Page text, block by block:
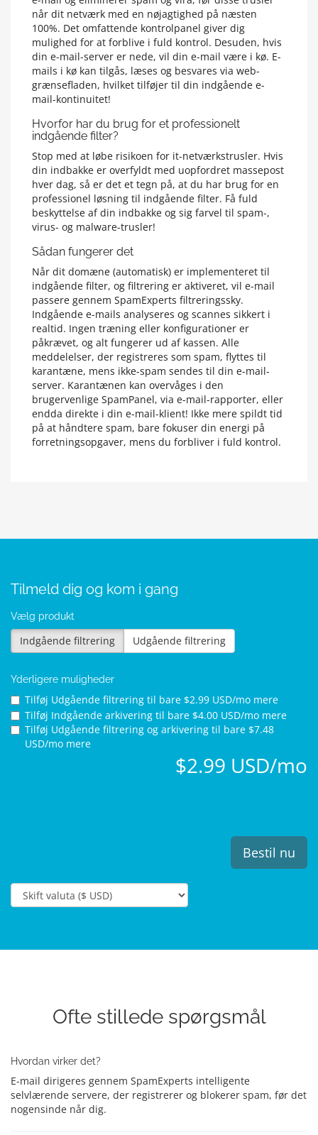
når dit netværk med en nøjagtighed på næsten
100%. Det omfattende kontrolpanel giver dig
mulighed for at forblive i fuld kontrol. Desuden, hvis
din e-mail-server er nede, vil din e-mail være i kø. E-
mails i kø kan tilgås, læses og besvares via web-
grænsefladen, hvilket tilføjer til din indgående e-
mail-kontinuitet!
Hvorfor har du brug for et professionelt
indgående filter?
Stop med at løbe risikoen for it-netværkstrusler. Hvis
din indbakke er overfyldt med uopfordret massepost
hver dag, så er det et tegn på, at du har brug for en
professionel løsning til indgående filter. Få fuld
beskyttelse af din indbakke og sig farvel til spam-,
virus- og malware-trusler!
Sådan fungerer det
Når dit domæne (automatisk) er implementeret til
indgående filter, og filtrering er aktiveret, vil e-mail
passere gennem SpamExperts filtreringssky.
Indgående e-mails analyseres og scannes sikkert i
realtid. Ingen træning eller konfigurationer er
påkrævet, og alt fungerer ud af kassen. Alle
meddelelser, der registreres som spam, flyttes til
karantæne, mens ikke-spam sendes til din e-mail-
server. Karantænen kan overvåges i den
brugervenlige SpamPanel, via e-mail-rapporter, eller
endda direkte i din e-mail-klient! Ikke mere spildt tid
på at håndtere spam, bare fokuser din energi på
forretningsopgaver, mens du forbliver i fuld kontrol.
Tilmeld dig og kom i gang
Vælg produkt
Indgående filtrering Udgående filtrering
Yderligere muligheder
Tilføj Udgående filtrering til bare $2.99 USD/mo mere
Tilføj Indgående arkivering til bare $4.00 USD/mo mere
Tilføj Udgående filtrering og arkivering til bare $7.48
USD/mo mere
$2.99 USD/mo
Bestil nu
Ofte stillede spørgsmål
Hvordan virker det?
E-mail dirigeres gennem SpamExperts intelligente
selvlærende servere, der registrerer og blokerer spam, før det
nogensinde når dig.